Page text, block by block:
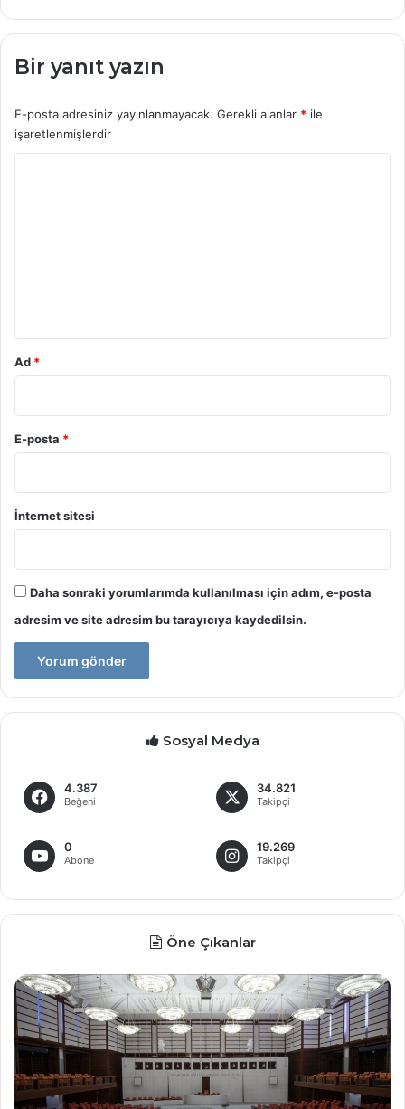
Bir yanıt yazın
E-posta adresiniz yayınlanmayacak. Gerekli alanlar * ile
işaretlenmişlerdir
Ad *
E-posta *
İnternet sitesi
Daha sonraki yorumlarımda kullanılması için adım, e-posta
adresim ve site adresim bu tarayıcıya kaydedilsin.
Sosyal Medya
4.387
Beğeni
34.821
Takipçi
0
Abone
19.269
Takipçi
Öne Çıkanlar
Öğrenci
Affı
Yasalaştı